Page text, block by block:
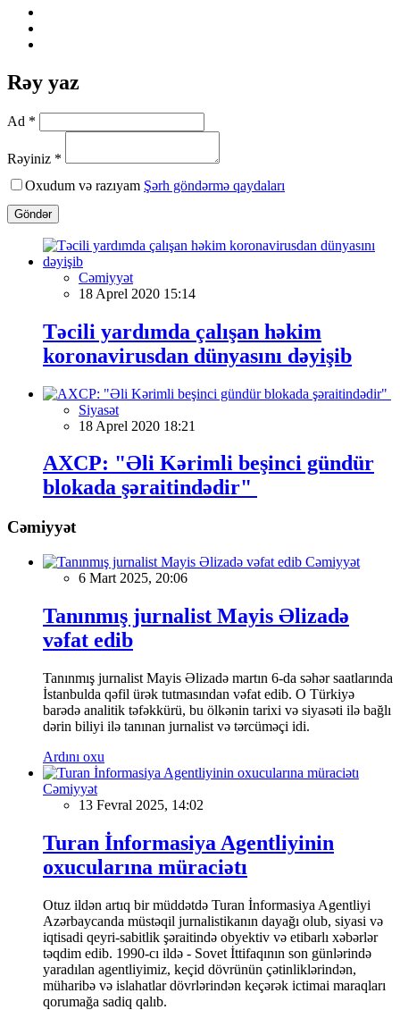
Rəy yaz
Ad *
Rəyiniz *
Oxudum və razıyam Şərh göndərmə qaydaları
Göndər
Cəmiyyət
18 Aprel 2020 15:14
Təcili yardımda çalışan həkim
koronavirusdan dünyasını dəyişib
Siyasət
18 Aprel 2020 18:21
AXCP: "Əli Kərimli beşinci gündür
blokada şəraitindədir"
Cəmiyyət
Cəmiyyət
6 Mart 2025, 20:06
Tanınmış jurnalist Mayis Əlizadə
vəfat edib
Tanınmış jurnalist Mayis Əlizadə martın 6-da səhər saatlarında
İstanbulda qəfil ürək tutmasından vəfat edib. O Türkiyə
barədə analitik təfəkkürü, bu ölkənin tarixi və siyasəti ilə bağlı
dərin biliyi ilə tanınan jurnalist və tərcüməçi idi.
Ardını oxu
Cəmiyyət
13 Fevral 2025, 14:02
Turan İnformasiya Agentliyinin
oxucularına müraciətı
Otuz ildən artıq bir müddətdə Turan İnformasiya Agentliyi
Azərbaycanda müstəqil jurnalistikanın dayağı olub, siyasi və
iqtisadi qeyri-sabitlik şəraitində obyektiv və etibarlı xəbərlər
təqdim edib. 1990-cı ildə - Sovet İttifaqının son günlərində
yaradılan agentliyimiz, keçid dövrünün çətinliklərindən,
müharibə və islahatlar dövrlərindən keçərək ictimai maraqları
qorumağa sadiq qalıb.